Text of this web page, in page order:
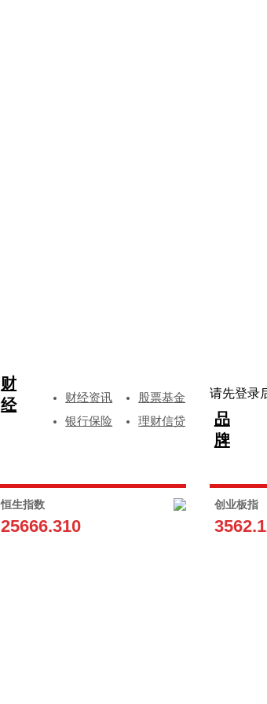
财
经
财经资讯
股票基金
银行保险
理财信贷
品
牌
恒生指数
25666.310
创业板指
请先登录